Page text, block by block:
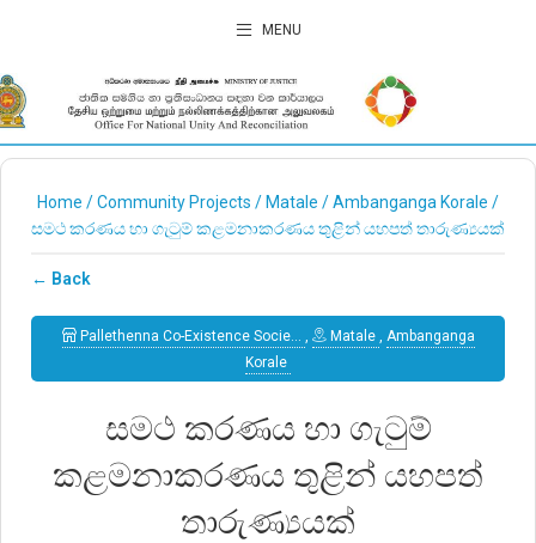
MENU
Home /Community Projects / Matale /Ambanganga Korale /
සමථ කරණය හා ගැටුම් කළමනාකරණය තුළින් යහපත් තාරුණ්‍යයක්
← Back
Pallethenna Co-Existence Socie… , Matale , Ambanganga
Korale
සමථ කරණය හා ගැටුම්
කළමනාකරණය තුළින් යහපත්
තාරුණ්‍යයක්